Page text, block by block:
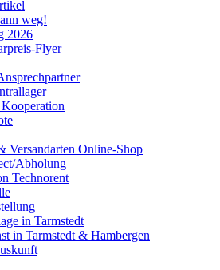
weg!
2026
Flyer
Versandarten Online-Shop
Abholung
Technorent
in Tarmstedt
in Tarmstedt & Hambergen